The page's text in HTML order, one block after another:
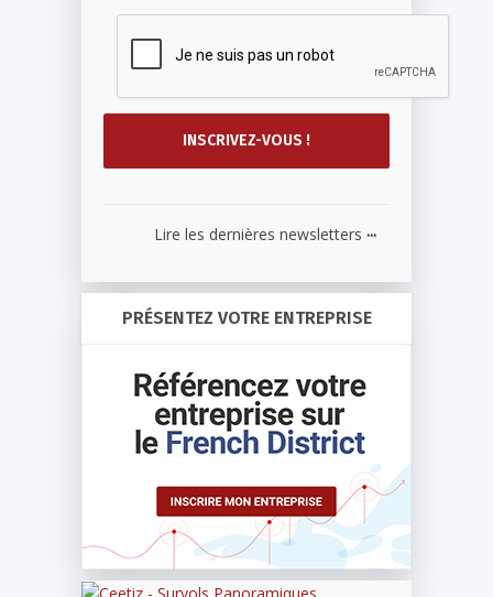
Lire les dernières newsletters ...
PRÉSENTEZ VOTRE ENTREPRISE